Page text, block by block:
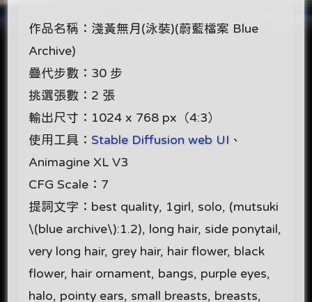
作品名稱：淺黃無月(泳裝)(蔚藍檔案 Blue
Archive)
疊代步數：30 步
挑選張數：2 張
輸出尺寸：1024 x 768 px（4:3）
使用工具： Stable Diffusion web UI 、
Animagine XL V3
CFG Scale：7
提詞文字：best quality, 1girl, solo, (mutsuki
\(blue archive\):1.2), long hair, side ponytail,
very long hair, grey hair, hair flower, black
flower, hair ornament, bangs, purple eyes,
halo, pointy ears, small breasts, breasts,